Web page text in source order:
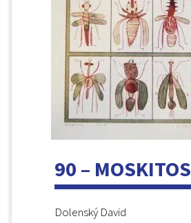
90 – MOSKITOS
Dolenský David